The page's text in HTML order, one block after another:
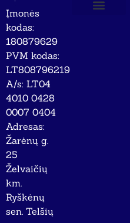
Įmonės
kodas:
180879629
PVM kodas:
LT808796219
A/s: LT04
4010 0428
0007 0404
Adresas:
Žarėnų g.
25
Želvaičių
km.
Ryškėnų
sen. Telšių